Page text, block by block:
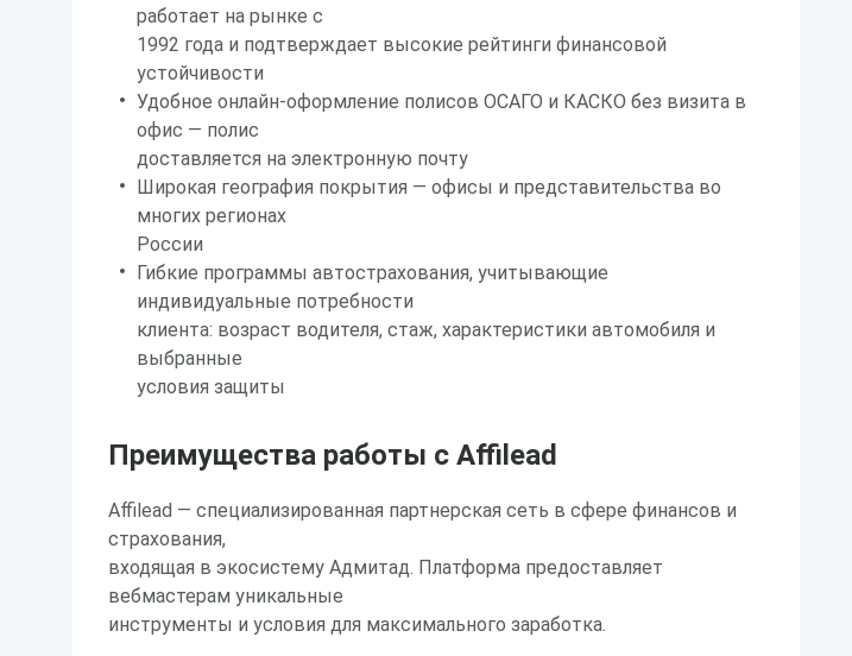
работает на рынке с
1992 года и подтверждает высокие рейтинги финансовой
устойчивости
Удобное онлайн-оформление полисов ОСАГО и КАСКО без визита в
офис — полис
доставляется на электронную почту
Широкая география покрытия — офисы и представительства во
многих регионах
России
Гибкие программы автострахования, учитывающие
индивидуальные потребности
клиента: возраст водителя, стаж, характеристики автомобиля и
выбранные
условия защиты
Преимущества работы с Affilead
Affilead — специализированная партнерская сеть в сфере финансов и
страхования,
входящая в экосистему Адмитад. Платформа предоставляет
вебмастерам уникальные
инструменты и условия для максимального заработка.